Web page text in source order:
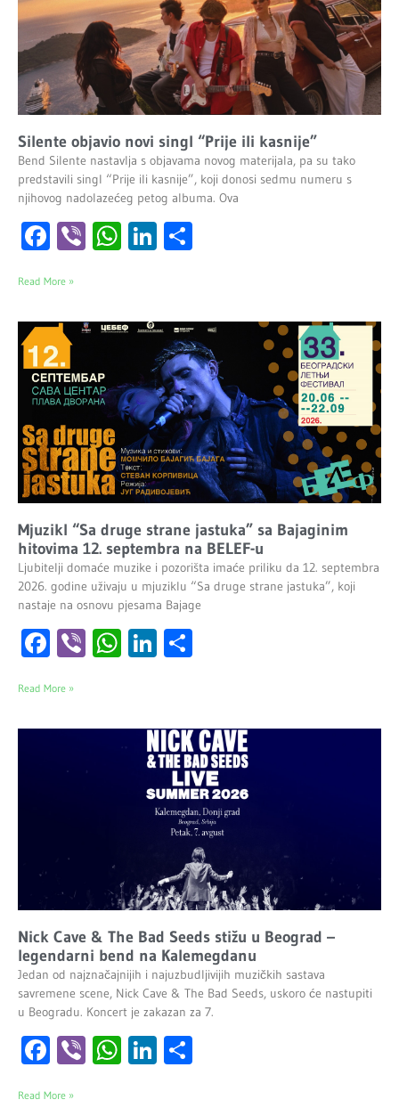
Silente objavio novi singl “Prije ili kasnije”
Bend Silente nastavlja s objavama novog materijala, pa su tako
predstavili singl “Prije ili kasnije”, koji donosi sedmu numeru s
njihovog nadolazećeg petog albuma. Ova
Facebook
ViberWhatsApp
LinkedIn
Read More »
Mjuzikl “Sa druge strane jastuka” sa Bajaginim
hitovima 12. septembra na BELEF-u
Ljubitelji domaće muzike i pozorišta imaće priliku da 12. septembra
2026. godine uživaju u mjuziklu “Sa druge strane jastuka”, koji
nastaje na osnovu pjesama Bajage
Facebook
ViberWhatsApp
LinkedIn
Read More »
Nick Cave & The Bad Seeds stižu u Beograd –
legendarni bend na Kalemegdanu
Jedan od najznačajnijih i najuzbudljivijih muzičkih sastava
savremene scene, Nick Cave & The Bad Seeds, uskoro će nastupiti
u Beogradu. Koncert je zakazan za 7.
Facebook
ViberWhatsApp
LinkedIn
Read More »